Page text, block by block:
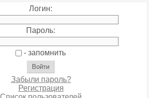
Логин:
Пароль:
- запомнить
Забыли пароль?
Регистрация